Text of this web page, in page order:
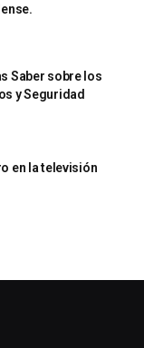
Saber sobre los
y Seguridad
en la televisión